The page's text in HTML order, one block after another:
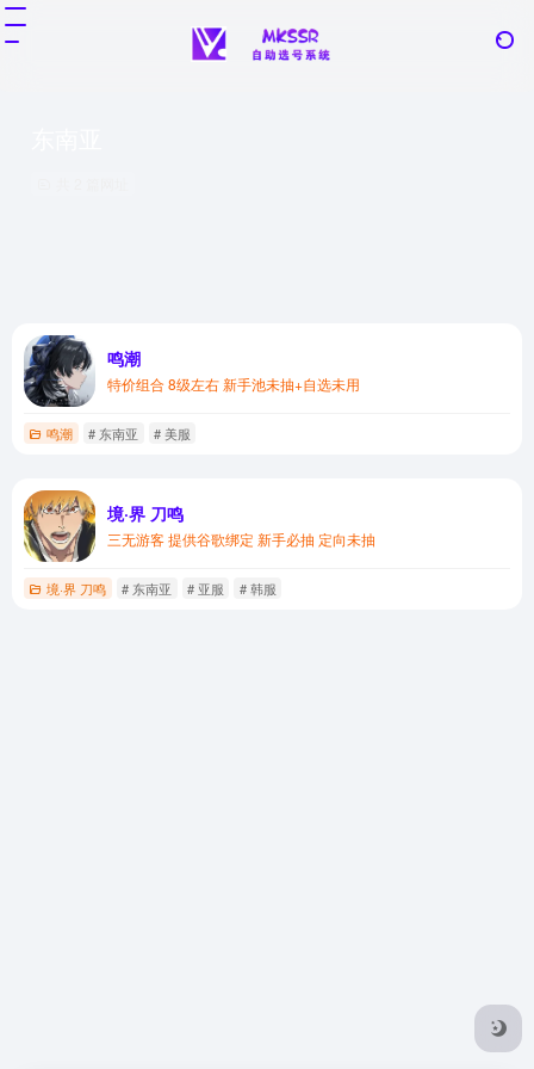
鸣潮
特价组合 8级左右 新手池未抽+自选未用
鸣潮 # 东南亚 # 美服
境·界 刀鸣
三无游客 提供谷歌绑定 新手必抽 定向未抽
境·界 刀鸣 # 东南亚 # 亚服 # 韩服